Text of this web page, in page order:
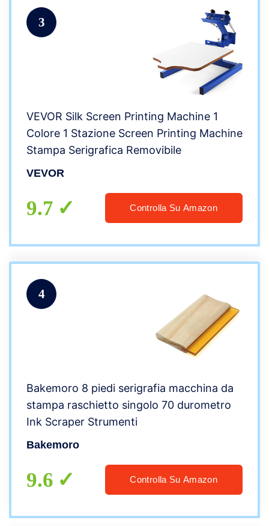
3
VEVOR Silk Screen Printing Machine 1
Colore 1 Stazione Screen Printing Machine
Stampa Serigrafica Removibile
VEVOR
9.7 Controlla Su Amazon
4
Bakemoro 8 piedi serigrafia macchina da
stampa raschietto singolo 70 durometro
Ink Scraper Strumenti
Bakemoro
9.6 Controlla Su Amazon